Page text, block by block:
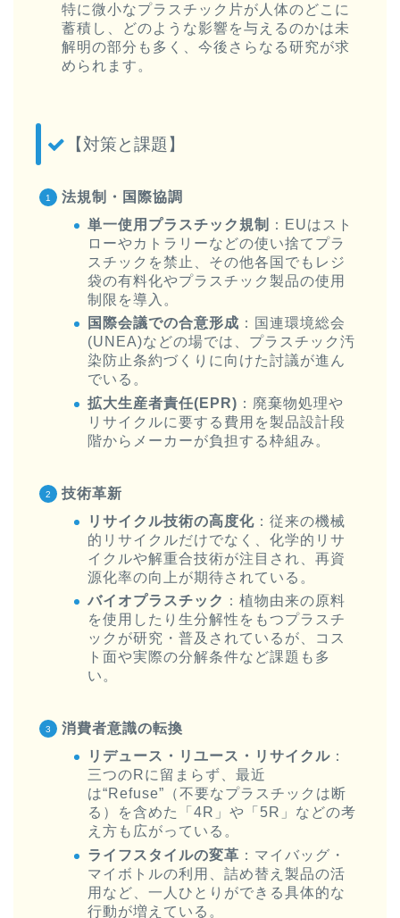
特に微小なプラスチック片が人体のどこに
蓄積し、どのような影響を与えるのかは未
解明の部分も多く、今後さらなる研究が求
められます。
【対策と課題】
法規制・国際協調
単一使用プラスチック規制
：EUはスト
ローやカトラリーなどの使い捨てプラ
スチックを禁止、その他各国でもレジ
袋の有料化やプラスチック製品の使用
制限を導入。
国際会議での合意形成 ：国連環境総会
(UNEA)などの場では、プラスチック汚
染防止条約づくりに向けた討議が進ん
でいる。
拡大生産者責任(EPR) ：廃棄物処理や
リサイクルに要する費用を製品設計段
階からメーカーが負担する枠組み。
技術革新
リサイクル技術の高度化 ：従来の機械
的リサイクルだけでなく、化学的リサ
イクルや解重合技術が注目され、再資
源化率の向上が期待されている。
バイオプラスチック ：植物由来の原料
を使用したり生分解性をもつプラスチ
ックが研究・普及されているが、コス
ト面や実際の分解条件など課題も多
い。
消費者意識の転換
リデュース・リユース・リサイクル ：
三つのRに留まらず、最近
は“Refuse”（不要なプラスチックは断
る）を含めた「4R」や「5R」などの考
え方も広がっている。
ライフスタイルの変革 ：マイバッグ・
マイボトルの利用、詰め替え製品の活
用など、一人ひとりができる具体的な
行動が増えている。